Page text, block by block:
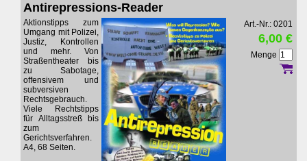
Antirepressions-Reader
Aktionstipps zum
Umgang mit Polizei,
Justiz, Kontrollen
und mehr. Von
Straßentheater bis
zu Sabotage,
offensivem und
subversiven
Rechtsgebrauch.
Viele Rechtstipps
für Alltagsstreß bis
zum
Gerichtsverfahren.
A4, 68 Seiten.
Art.-Nr.: 0201
6,00 €
Menge